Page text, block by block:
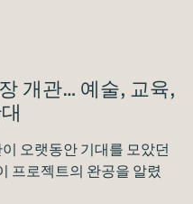
개관… 예술, 교육,
오랫동안 기대를 모았던
프로젝트의 완공을 알렸